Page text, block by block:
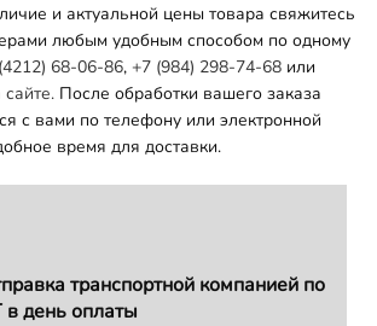
и актуальной цены товара свяжитесь
любым удобным способом по одному
68-06-86, +7 (984) 298-74-68 или
После обработки вашего заказа
с вами по телефону или электронной
время для доставки.
транспортной компанией по
день оплаты